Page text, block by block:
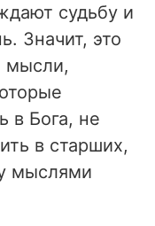
судьбу и
Значит, это
мысли,
в Бога, не
в старших,
мыслями